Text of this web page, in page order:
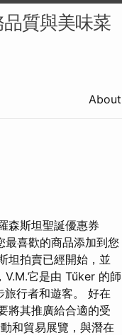
質與美味菜
About
森斯坦聖誕優惠券
喜歡的商品添加到您
坦拍賣已經開始，並
V.M.它是由 Tűker 的師
行者和遊客。 好在
將其推廣給合適的受
和貿易展覽，與潛在